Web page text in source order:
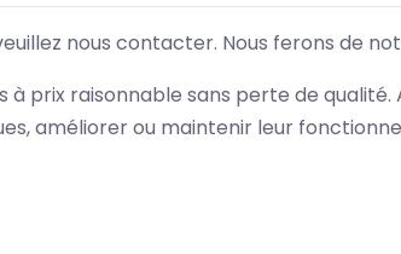
nous contacter. Nous ferons de
à prix raisonnable sans perte de
améliorer ou maintenir leur